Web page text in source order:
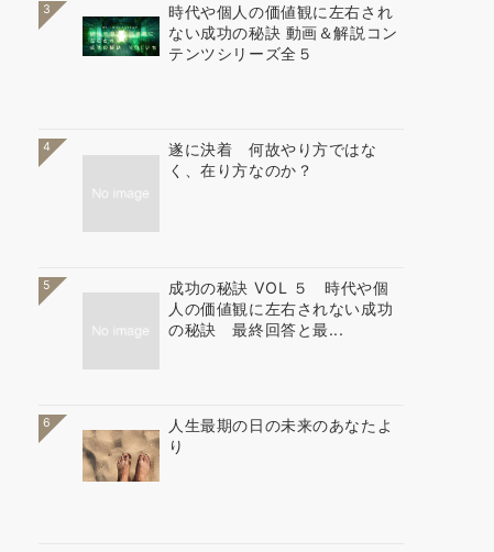
3
時代や個人の価値観に左右され
ない成功の秘訣 動画＆解説コン
テンツシリーズ全５
4
遂に決着 何故やり方ではな
く、在り方なのか？
5
成功の秘訣 VOL ５ 時代や個
人の価値観に左右されない成功
の秘訣 最終回答と最...
6
人生最期の日の未来のあなたよ
り